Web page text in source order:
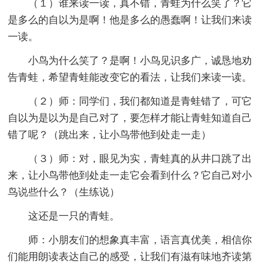
（１）谁来读一读，真不错，青蛙为什么笑了？它
是多么的自以为是啊！他是多么的愚蠢啊！让我们来读
一读。
小鸟为什么笑了？是啊！小鸟见识多广，诚恳地劝
告青蛙，希望青蛙能改变它的看法，让我们来读一读。
（２）师：同学们，我们都知道是青蛙错了，可它
自以为是以为是自己对了，要怎样才能让青蛙知道自己
错了呢？（跳出来，让小鸟带他到处走一走）
（３）师：对，眼见为实，青蛙真的从井口跳了出
来，让小鸟带他到处走一走它会看到什么？它自己对小
鸟说些什么？（生练说）
这还是一只的青蛙。
师：小朋友们的想象真丰富，语言真优美，相信你
们能用朗读表达自己的感受，让我们有滋有味地齐读第